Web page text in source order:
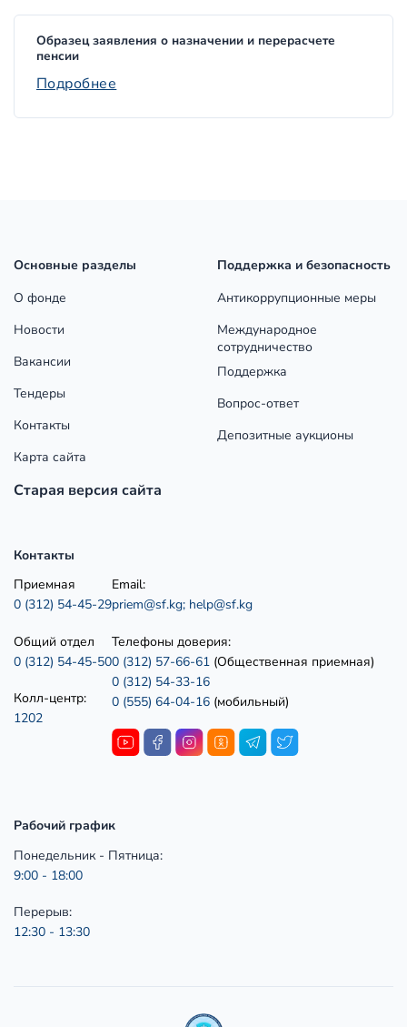
Образец заявления о назначении и перерасчете
пенсии
Подробнее
Основные разделы
О фонде
Новости
Вакансии
Тендеры
Контакты
Карта сайта
Старая версия сайта
Поддержка и безопасность
Антикоррупционные меры
Международное
сотрудничество
Поддержка
Вопрос-ответ
Депозитные аукционы
Контакты
Приемная
0 (312) 54-45-29
Общий отдел
0 (312) 54-45-50
Колл-центр:
1202
Email:
priem@sf.kg; help@sf.kg
Телефоны доверия:
0 (312) 57-66-61 (Общественная приемная)
0 (312) 54-33-16
0 (555) 64-04-16 (мобильный)
Рабочий график
Понедельник - Пятница:
9:00 - 18:00
Перерыв:
12:30 - 13:30